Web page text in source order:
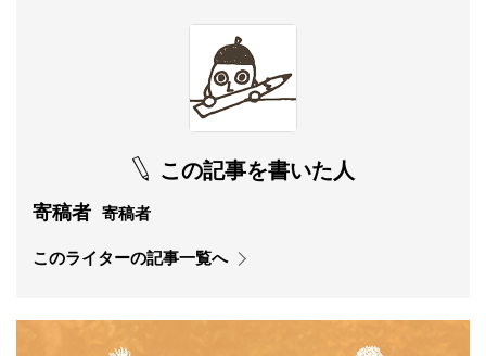
この記事を書いた人
寄稿者 寄稿者
このライターの記事一覧へ